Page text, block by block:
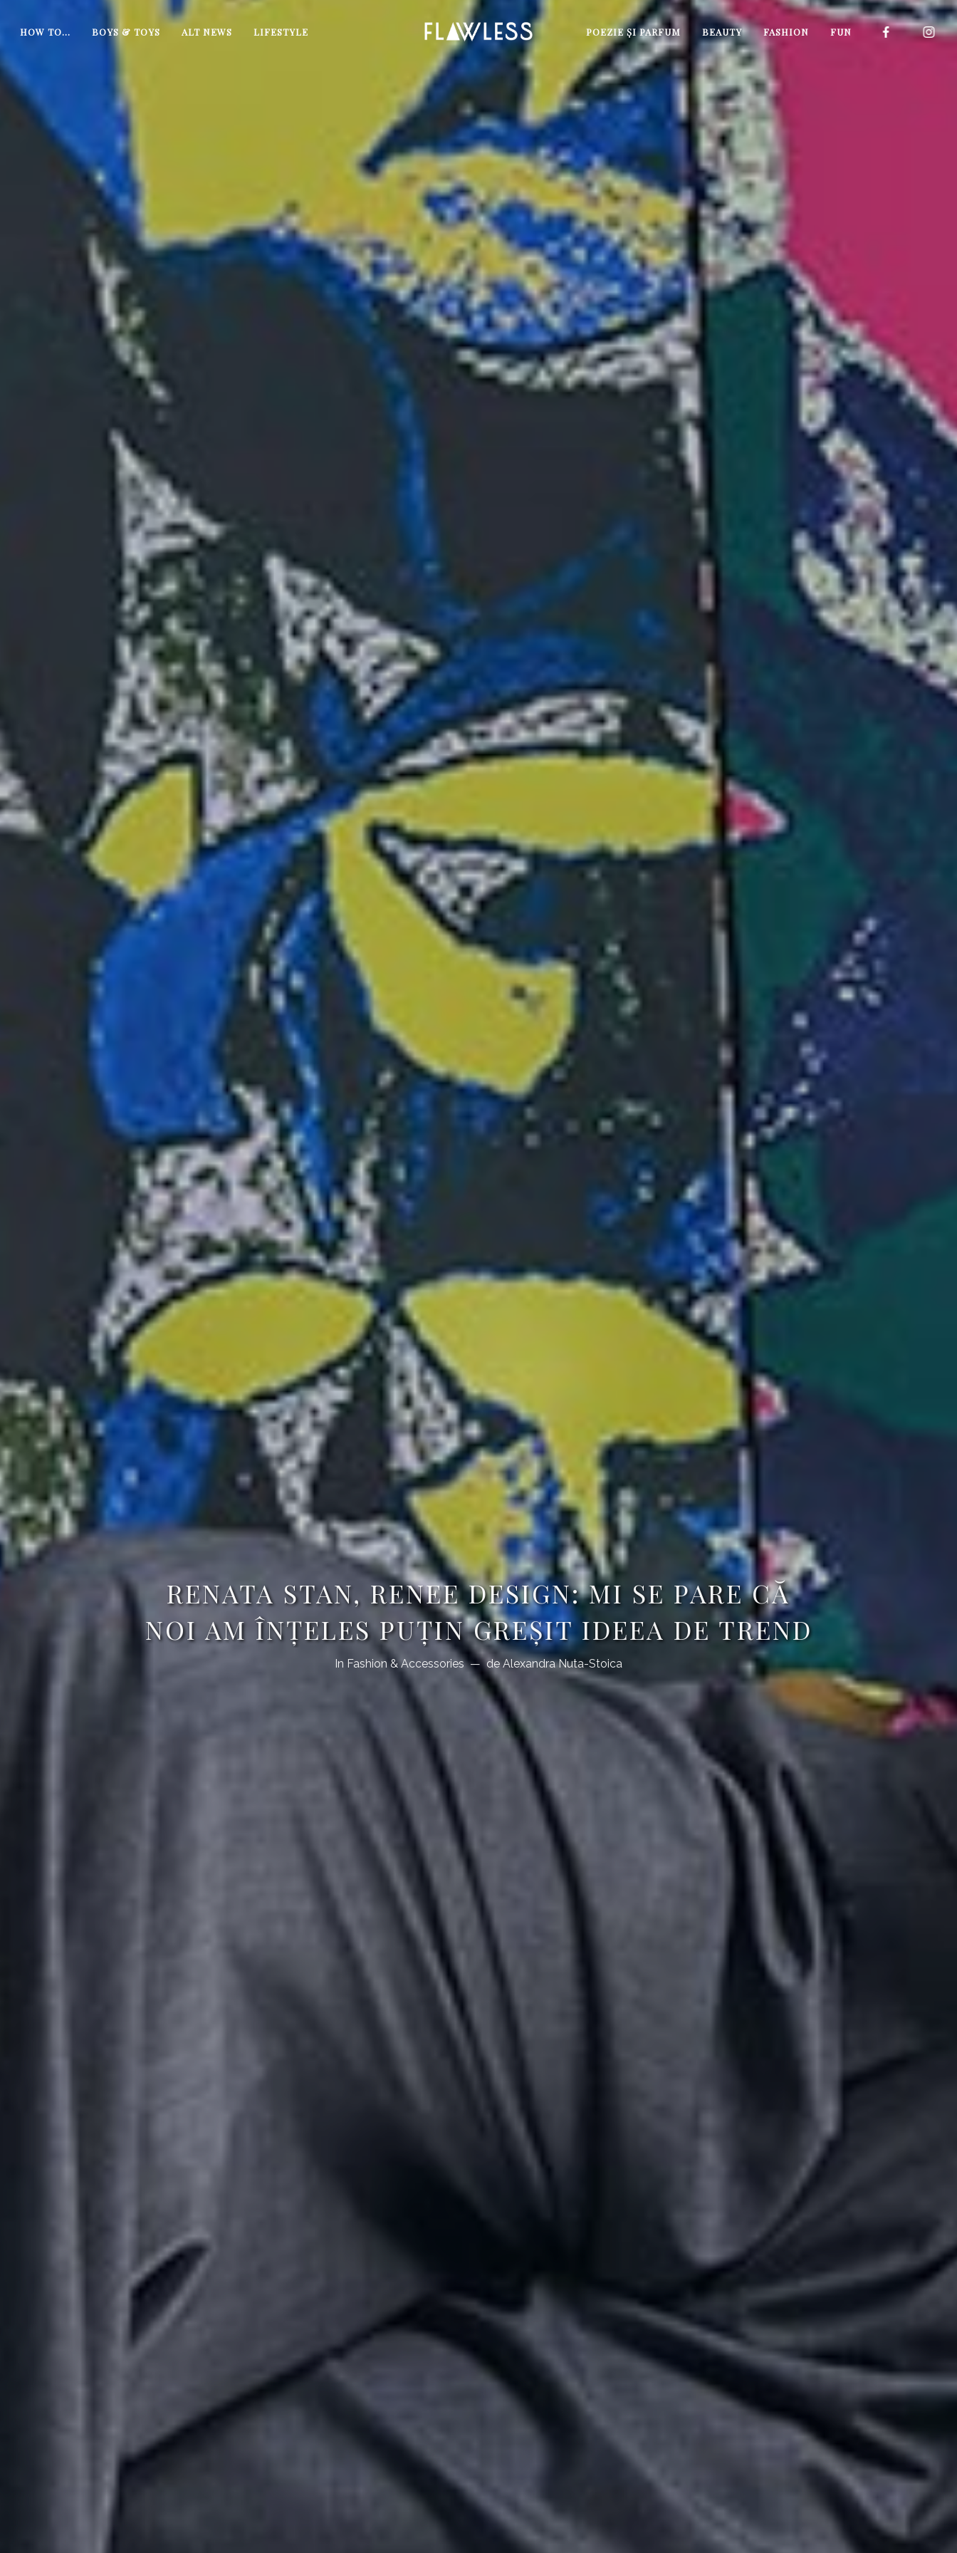
HOW TO… BOYS & TOYS ALT NEWS LIFESTYLE POEZIE ŞI PARFUM BEAUTY FASHION FUN
RENATA STAN, RENEE DESIGN: MI SE PARE CĂ
NOI AM ÎNȚELES PUȚIN GREȘIT IDEEA DE TREND
In Fashion & Accessories deAlexandra Nuta-Stoica